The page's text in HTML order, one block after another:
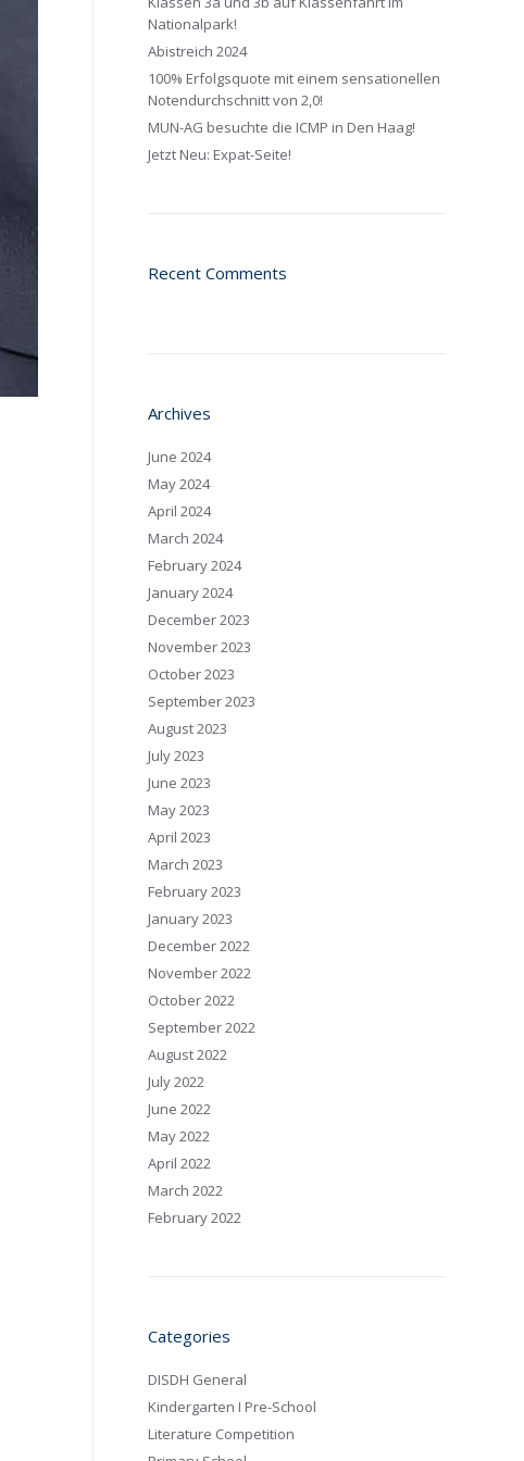
Nationalpark!
Abistreich 2024
100% Erfolgsquote mit einem sensationellen
Notendurchschnitt von 2,0!
MUN-AG besuchte die ICMP in Den Haag!
Jetzt Neu: Expat-Seite!
Recent Comments
Archives
June 2024
May 2024
April 2024
March 2024
February 2024
January 2024
December 2023
November 2023
October 2023
September 2023
August 2023
July 2023
June 2023
May 2023
April 2023
March 2023
February 2023
January 2023
December 2022
November 2022
October 2022
September 2022
August 2022
July 2022
June 2022
May 2022
April 2022
March 2022
February 2022
Categories
DISDH General
Kindergarten I Pre-School
Literature Competition